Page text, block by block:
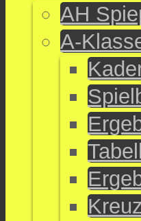
AH
A-